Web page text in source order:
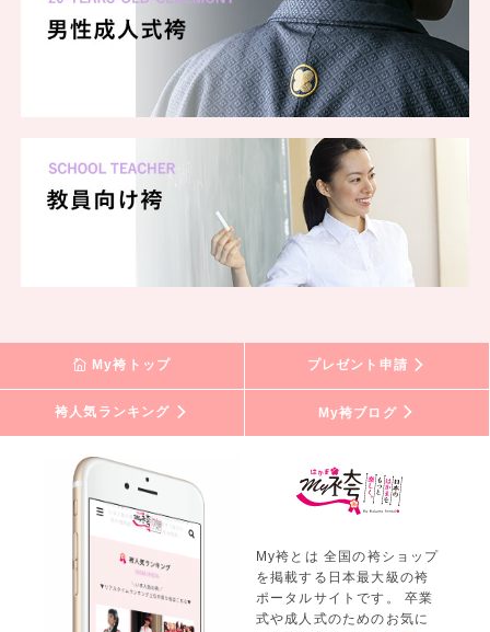
My袴トップ プレゼント申請
袴人気ランキング My袴ブログ
My袴とは 全国の袴ショップ
を掲載する日本最大級の袴
ポータルサイトです。 卒業
式や成人式のためのお気に